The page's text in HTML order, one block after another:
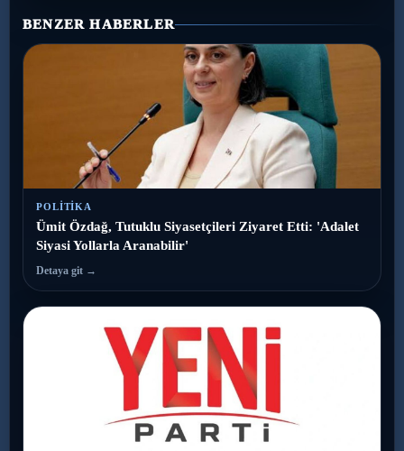
BENZER HABERLER
POLITIKA
Ümit Özdağ, Tutuklu Siyasetçileri Ziyaret Etti: 'Adalet
Siyasi Yollarla Aranabilir'
Detaya git →